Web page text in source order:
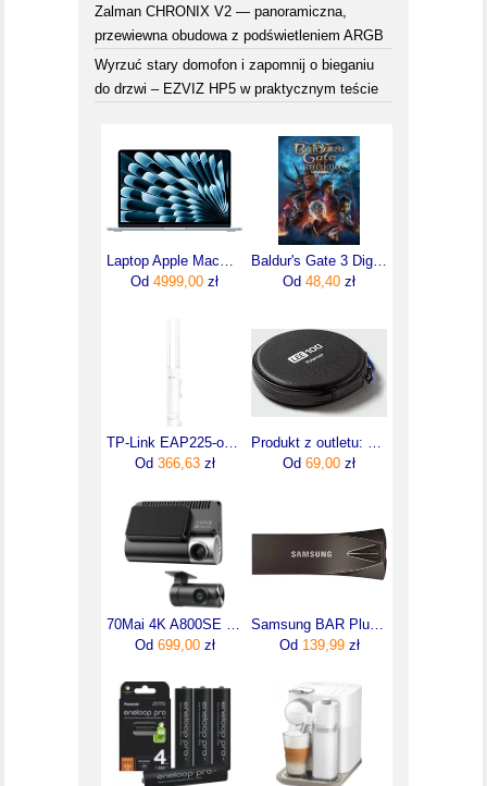
Zalman CHRONIX V2 — panoramiczna,
przewiewna obudowa z podświetleniem ARGB
Wyrzuć stary domofon i zapomnij o bieganiu
do drzwi – EZVIZ HP5 w praktycznym teście
Od 4999,00 zł
Od 48,40 zł
Od 366,63zł
Od 69,00 zł
Od 699,00zł
Od 139,99zł